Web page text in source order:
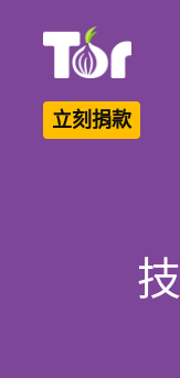
立刻捐款